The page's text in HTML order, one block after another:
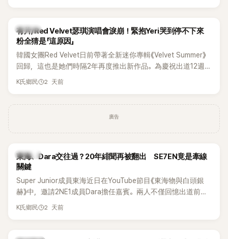
K-POP
有片/Red Velvet瑟琪演唱會淚崩！緊抱Yeri哭到停不下來
粉全猜是「這原因」
韓國女團Red Velvet日前帶著全新迷你專輯《Velvet Summer》
回歸，這也是她們時隔2年再度推出新作品。為慶祝出道12週
年，五位成員也一連舉辦三場粉絲演唱會，與粉絲共同回顧經
K氏鄉民 2 天前
廣告
K-POP
東海、Dara交往過？20年緋聞再被翻出 SE7EN竟是牽線
關鍵
Super Junior成員東海近日在YouTube節目《東海物與白頭銀
赫》中，邀請2NE1成員Dara擔任嘉賓。兩人不僅回憶出道前的
青澀往事，也首度聊起當年鬧得沸沸揚揚的緋聞，讓東海忍不
K氏鄉民 2 天前